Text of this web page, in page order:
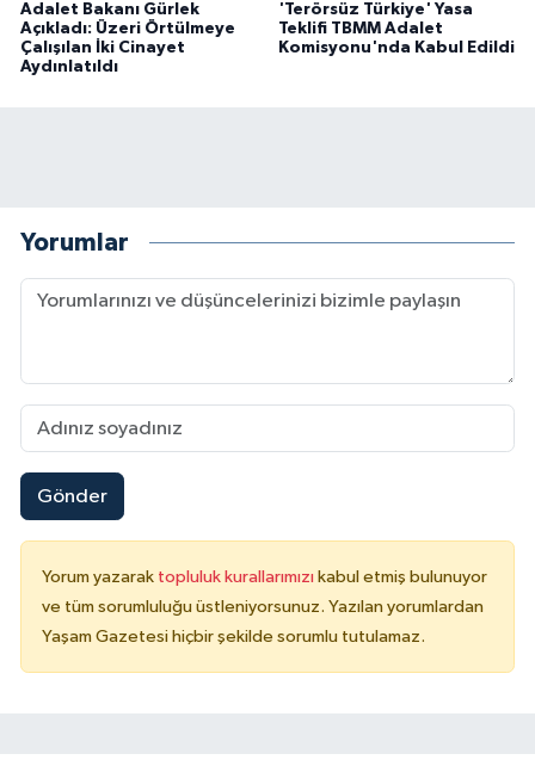
Adalet Bakanı Gürlek
Açıkladı: Üzeri Örtülmeye
Çalışılan İki Cinayet
Aydınlatıldı
'Terörsüz Türkiye' Yasa
Teklifi TBMM Adalet
Komisyonu'nda Kabul Edildi
Yorumlar
Gönder
Yorum yazarak topluluk kurallarımızı kabul etmiş bulunuyor
ve tüm sorumluluğu üstleniyorsunuz. Yazılan yorumlardan
Yaşam Gazetesi hiçbir şekilde sorumlu tutulamaz.